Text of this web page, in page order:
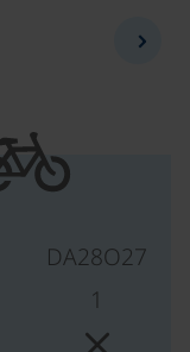
DA28O27
1